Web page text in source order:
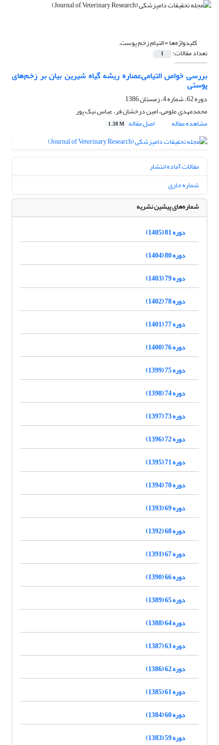
کلیدواژه‌ها =التیام زخم پوست.
تعداد مقالات: 1
بررسی خواص التیامی‌عصاره ریشه گیاه شیرین بیان بر زخم‌های
پوستی
دوره 62، شماره 4، زمستان 1386
محمدمهدی علومی، امین درخشان فر، عباس نیک پور
مشاهده مقاله
اصل مقاله 1.38 M
مقالات آماده انتشار
شماره جاری
شماره‌های پیشین نشریه
دوره 81 (1405)
دوره 80 (1404)
دوره 79 (1403)
دوره 78 (1402)
دوره 77 (1401)
دوره 76 (1400)
دوره 75 (1399)
دوره 74 (1398)
دوره 73 (1397)
دوره 72 (1396)
دوره 71 (1395)
دوره 70 (1394)
دوره 69 (1393)
دوره 68 (1392)
دوره 67 (1391)
دوره 66 (1390)
دوره 65 (1389)
دوره 64 (1388)
دوره 63 (1387)
دوره 62 (1386)
دوره 61 (1385)
دوره 60 (1384)
دوره 59 (1383)